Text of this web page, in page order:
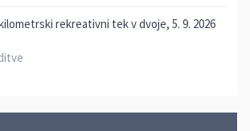
rekreativni tek v dvoje, 5. 9. 2026